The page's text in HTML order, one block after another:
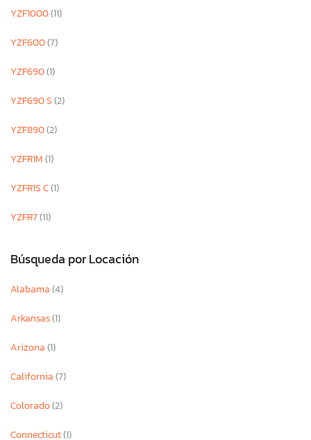
YZF1000(11)
YZF600(7)
YZF690(1)
YZF690 S(2)
YZF890(2)
YZFR1M(1)
YZFR1S C(1)
YZFR7(11)
Búsqueda por Locación
Alabama(4)
Arkansas(1)
Arizona(1)
California(7)
Colorado(2)
Connecticut(1)